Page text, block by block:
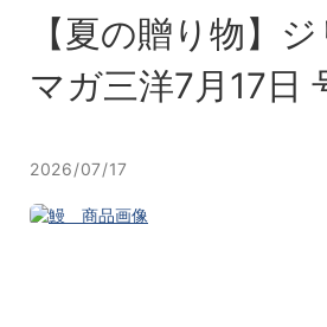
【夏の贈り物】
マガ三洋7⽉17⽇
2026/07/17